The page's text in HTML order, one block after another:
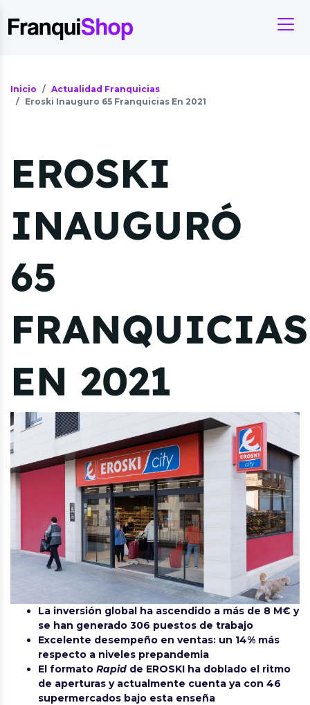
Inicio
Actualidad Franquicias
Eroski Inauguro 65 Franquicias En 2021
EROSKI
INAUGURÓ
65
FRANQUICIAS
EN 2021
La inversión global ha ascendido a más de 8 M€ y
se han generado 306 puestos de trabajo
Excelente desempeño en ventas: un 14% más
respecto a niveles prepandemia
El formato Rapid de EROSKI ha doblado el ritmo
de aperturas y actualmente cuenta ya con 46
supermercados bajo esta enseña